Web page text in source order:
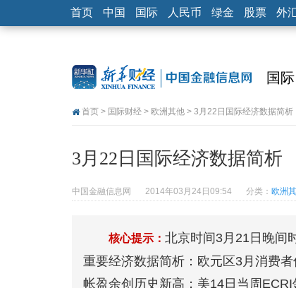
首页 中国 国际 人民币 绿金 股票 外
国际
首页 > 国际财经 > 欧洲其他 > 3月22日国际经济数据简析
3月22日国际经济数据简析
中国金融信息网 2014年03月24日09:54 分类： 欧洲
核心提示： 北京时间3月21日晚间
重要经济数据简析：欧元区3月消费
帐盈余创历史新高；美14日当周